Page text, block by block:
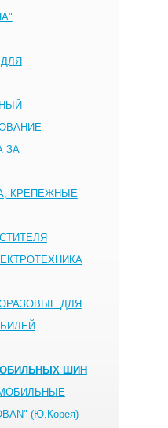
ЗА
КРЕПЕЖНЫЕ
ДЛЯ
ШИН
(Ю.Корея)